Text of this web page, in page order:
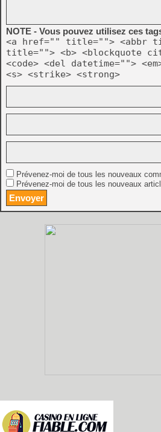
NOTE - Vous pouvez utilisez ces
<a href="" title=""> <abbr
title=""> <b> <blockquote
<code> <del datetime="">
<s> <strike> <strong>
Prévenez-moi de tous les nouveaux
Prévenez-moi de tous les nouveaux